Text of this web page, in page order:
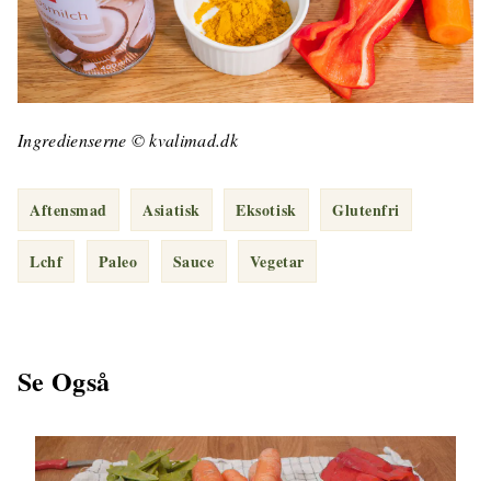
Ingredienserne © kvalimad.dk
Aftensmad Asiatisk Eksotisk Glutenfri
Lchf Paleo Sauce Vegetar
Se Også